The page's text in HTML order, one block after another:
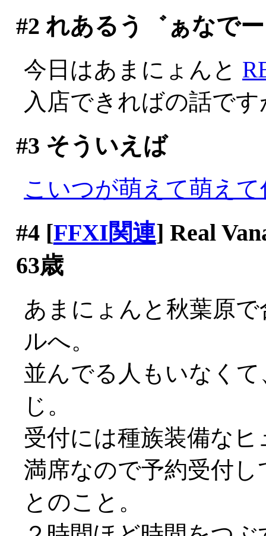
#2 れあるう゛ぁなで
今日はあまにょんと
入店できればの話で
#3 そういえば
こいつが萌えて萌え
#4[FFXI関連] Real
63歳
あまにょんと秋葉原
ルへ。
並んでる人もいなく
じ。
受付には種族装備な
満席なので予約受付
とのこと。